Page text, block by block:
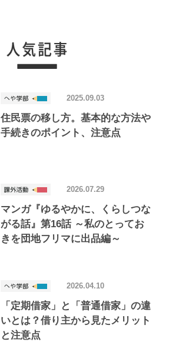
住民票の移し方。基本的な方法や
手続きのポイント、注意点
2025.09.03
マンガ『ゆるやかに、くらしつな
がる話』第16話 ～私のとってお
きを団地フリマに出品編～
2026.07.29
「定期借家」と「普通借家」の違
いとは？借り主から見たメリット
と注意点
2026.04.10